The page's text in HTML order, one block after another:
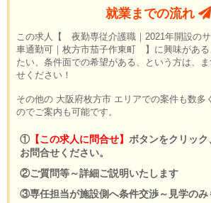
就業までの流れ
この求人【 夜勤専従介護職｜2021年開設のサ
車通勤可｜枚方市茄子作東町 】に興味がある
たい、条件面での希望がある、という方は、
せください！
その他の 大阪府枚方市 エリアでの案件も数多
のでご案内も可能です。
① 【この求人に問合せ】 ボタンをクリッ
お問合せください。
②ご質問等～詳細ご説明いたします
③専任担当が施設側へ条件交渉～見学のみ